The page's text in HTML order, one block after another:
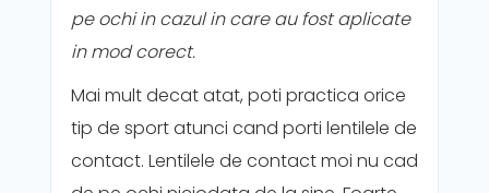
pe ochi in cazul in care au fost aplicate
in mod corect.
Mai mult decat atat, poti practica orice
tip de sport atunci cand porti lentilele de
contact. Lentilele de contact moi nu cad